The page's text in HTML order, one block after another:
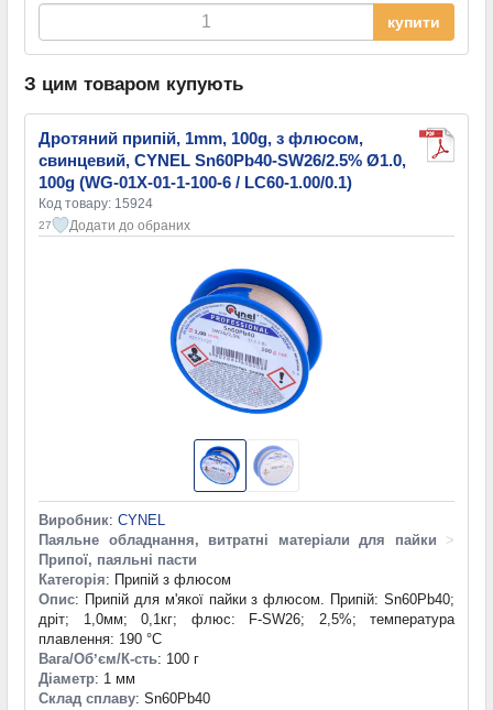
купити
З цим товаром купують
Дротяний припій, 1mm, 100g, з флюсом,
свинцевий, CYNEL Sn60Pb40-SW26/2.5% Ø1.0,
100g (WG-01X-01-1-100-6 / LC60-1.00/0.1)
Код товару: 15924
27 Додати до обраних
Виробник: CYNEL
Паяльне обладнання, витратні матеріали для пайки
>
Припої, паяльні пасти
Категорія: Припій з флюсом
Опис: Припій для м'якої пайки з флюсом. Припій: Sn60Pb40;
дріт; 1,0мм; 0,1кг; флюс: F-SW26; 2,5%; температура
плавлення: 190 °С
Вага/Обʼєм/К-сть: 100 г
Діаметр: 1 мм
Склад сплаву: Sn60Pb40